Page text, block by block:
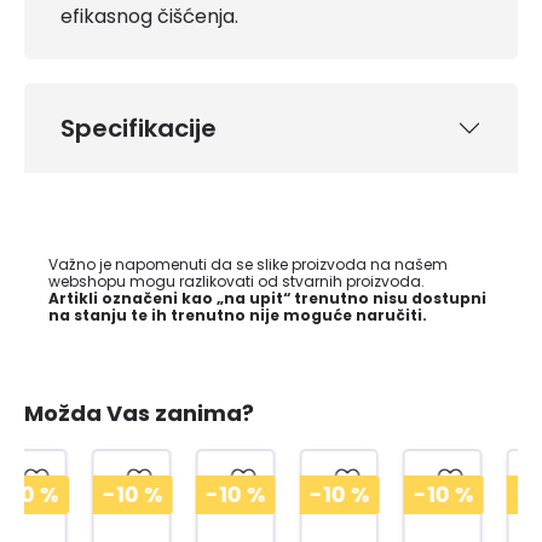
efikasnog čišćenja.
Specifikacije
Važno je napomenuti da se slike proizvoda na našem
webshopu mogu razlikovati od stvarnih proizvoda.
Artikli označeni kao „na upit“ trenutno nisu dostupni
na stanju te ih trenutno nije moguće naručiti.
Možda Vas zanima?
-10 -10 -10 -10 -10